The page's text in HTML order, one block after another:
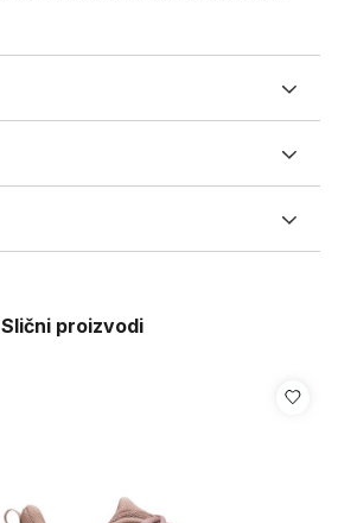
Slični proizvodi